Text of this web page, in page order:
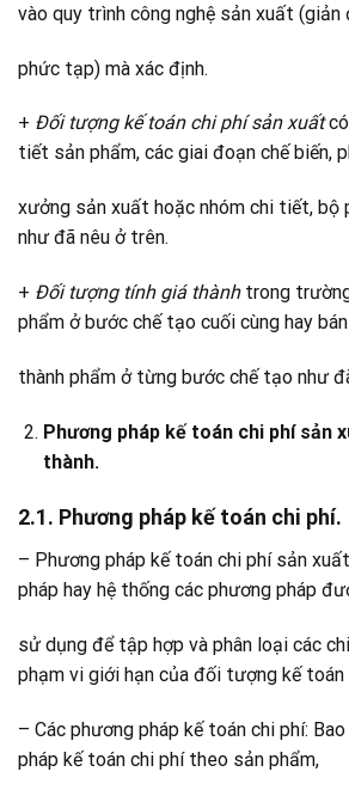
vào quy trình công nghệ sản xuất (giản
phức tạp) mà xác định.
+ Đối tượng kế toán chi phí sản xuấtcó
tiết sản phẩm, các giai đoạn chế biến,
xưởng sản xuất hoặc nhóm chi tiết, bộ
như đã nêu ở trên.
+ Đối tượng tính giá thànhtrong
phẩm ở bước chế tạo cuối cùng hay bán
thành phẩm ở từng bước chế tạo như
Phương pháp kế toán chi phí sản
thành.
2.1. Phương pháp kế toán chi phí.
– Phương pháp kế toán chi phí sản
pháp hay hệ thống các phương pháp
sử dụng để tập hợp và phân loại các
phạm vi giới hạn của đối tượng kế toán
– Các phương pháp kế toán chi phí:
pháp kế toán chi phí theo sản phẩm,